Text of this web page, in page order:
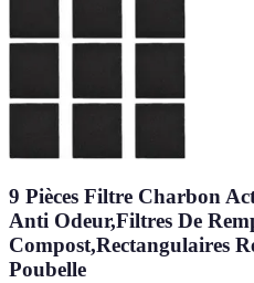
9 Pièces Filtre Charbon
Anti Odeur,Filtres De
Compost,Rectangulaires
Poubelle